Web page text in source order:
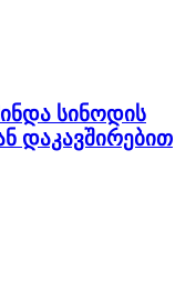
სინოდის
დაკავშირებით